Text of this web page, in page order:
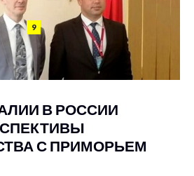
9
В РОССИИ
С ПРИМОРЬЕМ